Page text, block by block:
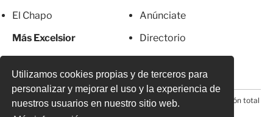
Utilizamos cookies propias y de terceros para
personalizar y mejorar el uso y la experiencia de
nuestros usuarios en nuestro sitio web.
El Chapo
Más Excelsior
Anúnciate
Directorio
© 2026 Todos los derechos reservados. Prohibida la reproducción total
o parcial, incluyendo cualquier medio electrónico*